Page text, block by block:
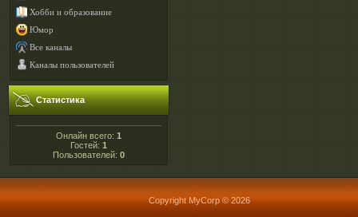
Хобби и образование
Юмор
Все каналы
Каналы пользователей
Статистика
Онлайн всего: 1
Гостей: 1
Пользователей: 0
Copyright MyCorp © 2026